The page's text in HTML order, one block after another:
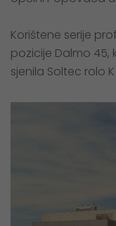
Korištene serije
pozicije Dalmo 45,
sjenila Soltec rolo